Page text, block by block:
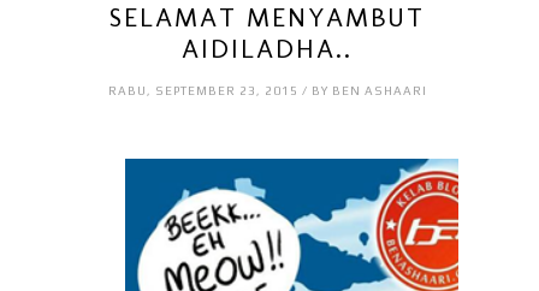
SELAMAT MENYAMBUT
AIDILADHA..
RABU, SEPTEMBER 23, 2015 / BY BEN ASHAARI